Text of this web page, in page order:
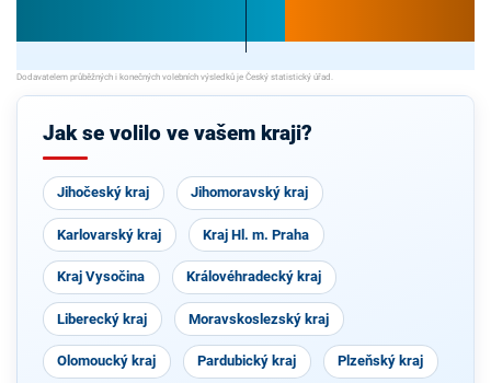
Jak se volilo ve vašem kraji?
Jihočeský kraj Jihomoravský kraj
Karlovarský kraj Kraj Hl. m. Praha
Kraj Vysočina Královéhradecký kraj
Liberecký kraj Moravskoslezský kraj
Olomoucký kraj Pardubický kraj Plzeňský kraj